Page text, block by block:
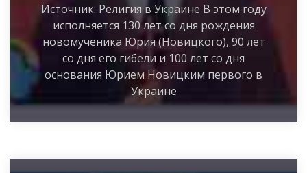
Источник: Религия в Украине В этом году
исполняется 130 лет со дня рождения
новомученика Юрия (Новицкого), 90 лет
со дня его гибели и 100 лет со дня
основания Юрием Новицким первого в
Украине